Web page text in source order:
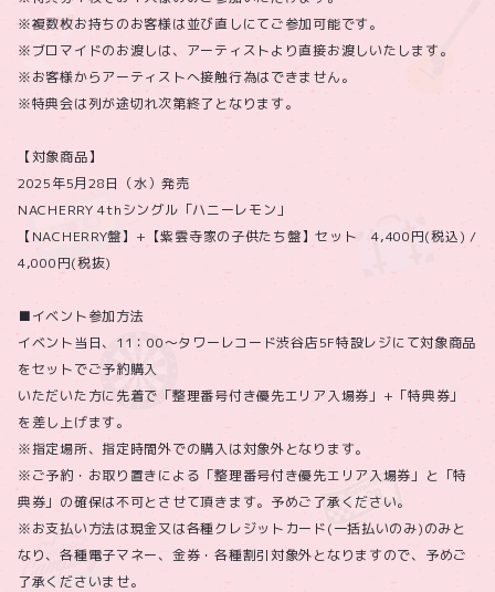
※複数枚お持ちのお客様は並び直しにてご参加可能です。
※ブロマイドのお渡しは、アーティストより直接お渡しいたします。
※お客様からアーティストへ接触行為はできません。
※特典会は列が途切れ次第終了となります。
【対象商品】
2025年5月28日（水）発売
NACHERRY 4thシングル「ハニーレモン」
【NACHERRY盤】+【紫雲寺家の子供たち盤】セット 4,400円(税込) /
4,000円(税抜)
■イベント参加方法
イベント当日、11：00～タワーレコード渋谷店5F特設レジにて対象商品
をセットでご予約購入
いただいた方に先着で「整理番号付き優先エリア入場券」+「特典券」
を差し上げます。
※指定場所、指定時間外での購入は対象外となります。
※ご予約・お取り置きによる「整理番号付き優先エリア入場券」と「特
典券」の確保は不可とさせて頂きます。予めご了承ください。
※お支払い方法は現金又は各種クレジットカード(一括払いのみ)のみと
なり、各種電子マネー、金券・各種割引対象外となりますので、予めご
了承くださいませ。